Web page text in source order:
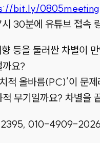
bit.ly/0805meeting
30분에 유튜브 접속
등을 둘러싼 차별이
요?
적 올바름(PC)’이 문
무기일까요? 차별을
010-4909-